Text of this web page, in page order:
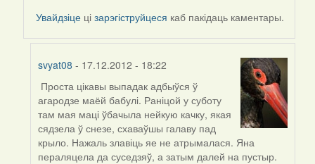
Увайдзіце цізарэгіструйцеся каб пакідаць каментары.
svyat08 - 17.12.2012 - 18:22
In
reply
to
by
Peregrinus
Проста цікавы выпадак адбыўся ў
агародзе маёй бабулі. Раніцой у суботу
там мая маці ўбачыла нейкую качку, якая
сядзела ў снезе, схаваўшы галаву пад
крыло. Нажаль злавіць яе не атрымалася. Яна
пераляцела да суседзяў, а затым далей на пустыр.